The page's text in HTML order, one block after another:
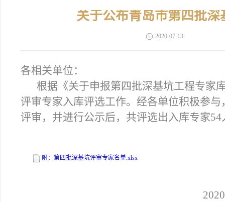
关于公布青岛市第四批
2020-07-13
各相关单位：
根据《关于申报第四批深基坑工程专家
评审专家入库评选工作。经各单位积极参
评审，并进行公示后，共评选出入库专家
附：第四批深基坑评审专家名单.xlsx
2020